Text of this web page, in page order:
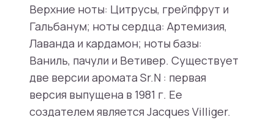
Верхние ноты: Цитрусы, грейпфрут и
Гальбанум; ноты сердца: Артемизия,
Лаванда и кардамон; ноты базы:
Ваниль, пачули и Ветивер. Существует
две версии аромата Sr.N : первая
версия выпущена в 1981 г. Ее
создателем является Jacques Villiger.